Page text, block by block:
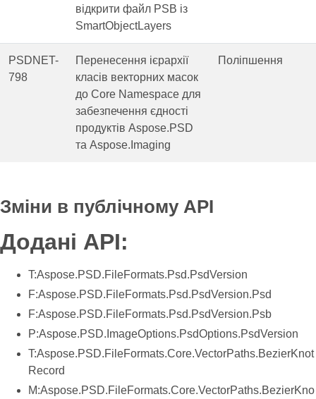
відкрити файл PSB із
SmartObjectLayers
PSDNET-
798
Перенесення ієрархії
класів векторних масок
до Core Namespace для
забезпечення єдності
продуктів Aspose.PSD
та Aspose.Imaging
Поліпшення
Зміни в публічному API
Додані API:
T:Aspose.PSD.FileFormats.Psd.PsdVersion
F:Aspose.PSD.FileFormats.Psd.PsdVersion.Psd
F:Aspose.PSD.FileFormats.Psd.PsdVersion.Psb
P:Aspose.PSD.ImageOptions.PsdOptions.PsdVersion
T:Aspose.PSD.FileFormats.Core.VectorPaths.BezierKnot
Record
M:Aspose.PSD.FileFormats.Core.VectorPaths.BezierKno